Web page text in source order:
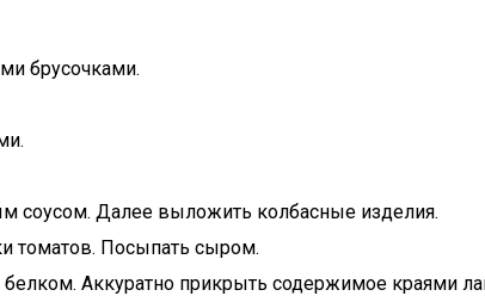
брусочками.
соусом. Далее выложить колбасные изделия.
томатов. Посыпать сыром.
Аккуратно прикрыть содержимое краями